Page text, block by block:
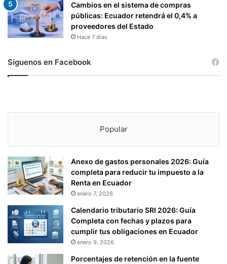
Cambios en el sistema de compras
públicas: Ecuador retendrá el 0,4% a
proveedores del Estado
Hace 7 días
Síguenos en Facebook
Popular
Anexo de gastos personales 2026: Guía
completa para reducir tu impuesto a la
Renta en Ecuador
enero 7, 2026
Calendario tributario SRI 2026: Guía
Completa con fechas y plazos para
cumplir tus obligaciones en Ecuador
enero 9, 2026
Porcentajes de retención en la fuente